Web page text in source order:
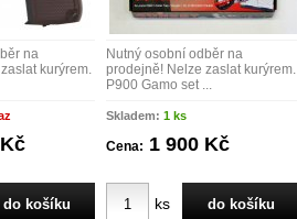
na
kurýrem.
Nutný osobní odběr na
prodejně! Nelze zaslat kurýrem.
P900 Gamo set ...
Skladem: 1 ks
Cena: 1 900 Kč
ks